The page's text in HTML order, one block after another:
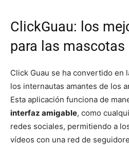
ClickGuau: los
para las mascotas
Click Guau se ha convertido en
los internautas amantes de los
Esta aplicación funciona de
interfaz amigable, como
redes sociales, permitiendo a
vídeos con una red de